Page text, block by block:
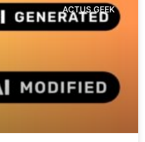
ACTUS GEEK